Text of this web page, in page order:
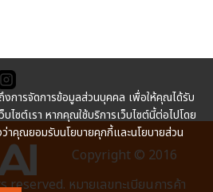
Copyright © 2016
หมายเลขทะเบียนการค้า
งการจัดการข้อมูลส่วนบุคคล เพื่อให้คุณได้รับ
ไซต์เรา หากคุณใช้บริการเว็บไซต์นี้ต่อไปโดย
าคุณยอมรับนโยบายคุกกี้และนโยบายส่วน